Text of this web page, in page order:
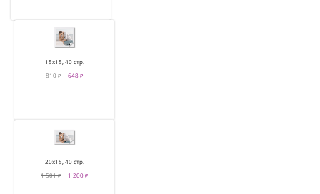
15х15, 40 стр.
810 ₽
648 ₽
20х15, 40 стр.
1 501 ₽
1 200 ₽